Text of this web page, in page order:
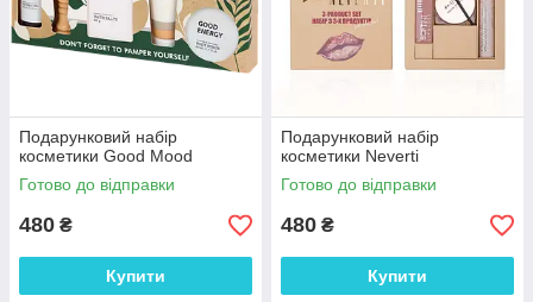
Подарунковий набір
косметики Good Mood
Готово до відправки
480 ₴
Купити
Подарунковий набір
косметики Neverti
Готово до відправки
480 ₴
Купити